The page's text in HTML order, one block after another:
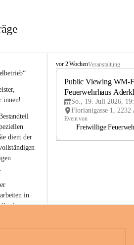
dient der
in
wird
A
vor 2 WochenVeranstaltung
Public Viewing WM-
Feuerwehrhaus
So., 19. Juli 2026,
Event von
Freiwillige